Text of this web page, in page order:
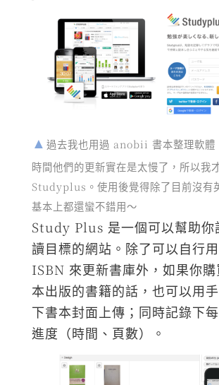
過去我也用過 anobii 書本整理軟體
時間他們的更新實在是太慢了，所以我
Studyplus。使用後覺得除了目前沒有
基本上都還蠻不錯用～
Study Plus 是一個可以幫助你
讀目標的網站。除了可以自行
ISBN 來更新書庫外，如果你購
本出版的書籍的話，也可以用
下書本封面上傳；同時記錄下
進度（時間、頁數）。